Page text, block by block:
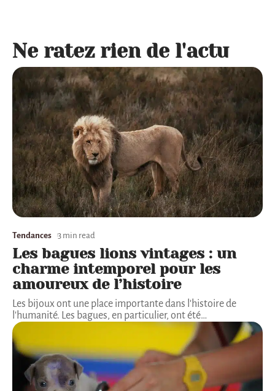
Ne ratez rien de l'actu
Tendances 3 min read
Les bagues lions vintages : un
charme intemporel pour les
amoureux de l’histoire
Les bijoux ont une place importante dans l'histoire de
l'humanité. Les bagues, en particulier, ont été…